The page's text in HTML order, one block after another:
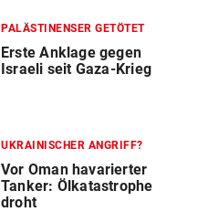
PALÄSTINENSER GETÖTET
Erste Anklage gegen
Israeli seit Gaza-Krieg
UKRAINISCHER ANGRIFF?
Vor Oman havarierter
Tanker: Ölkatastrophe
droht